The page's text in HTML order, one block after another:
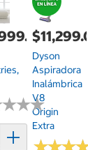
★★★
★★★
Dyson
Aspiradora
Inalámbrica
V8
Origin
Extra